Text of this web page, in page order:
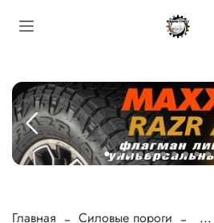
Главная Силовые пороги ...